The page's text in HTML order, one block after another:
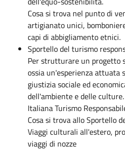
Cosa si trova nel punto di
artigianato unici,
capi di abbigliamento etnici.
Sportello del turismo
Per strutturare un progetto
ossia un'esperienza attuata
giustizia sociale ed
dell'ambiente e delle
Italiana Turismo
Cosa si trova allo Sportello
Viaggi culturali all'estero,
viaggi di nozze